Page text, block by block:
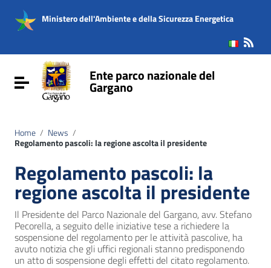
Vai al menu di navigazione
Vai al footer
Ministero dell'Ambiente e della Sicurezza Energetica
Attiva / disattiva la navigazioneEnte parco nazionale del
Gargano
Home / News /
Regolamento pascoli: la regione ascolta il presidente
Regolamento pascoli: la
regione ascolta il presidente
Il Presidente del Parco Nazionale del Gargano, avv. Stefano
Pecorella, a seguito delle iniziative tese a richiedere la
sospensione del regolamento per le attività pascolive, ha
avuto notizia che gli uffici regionali stanno predisponendo
un atto di sospensione degli effetti del citato regolamento.